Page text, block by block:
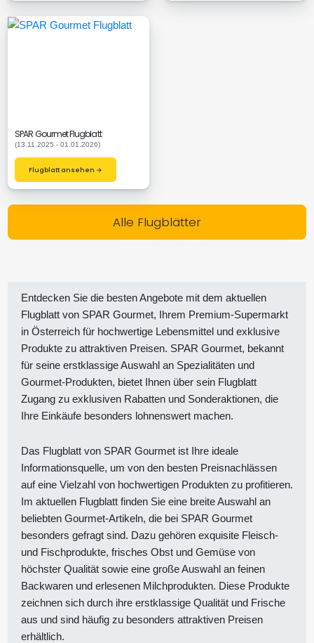
SPAR Gourmet Flugblatt
(13.11.2025 - 01.01.2026)
Flugblatt ansehen →
Alle Flugblätter
Entdecken Sie die besten Angebote mit dem aktuellen
Flugblatt von SPAR Gourmet, Ihrem Premium-Supermarkt
in Österreich für hochwertige Lebensmittel und exklusive
Produkte zu attraktiven Preisen. SPAR Gourmet, bekannt
für seine erstklassige Auswahl an Spezialitäten und
Gourmet-Produkten, bietet Ihnen über sein Flugblatt
Zugang zu exklusiven Rabatten und Sonderaktionen, die
Ihre Einkäufe besonders lohnenswert machen.
Das Flugblatt von SPAR Gourmet ist Ihre ideale
Informationsquelle, um von den besten Preisnachlässen
auf eine Vielzahl von hochwertigen Produkten zu profitieren.
Im aktuellen Flugblatt finden Sie eine breite Auswahl an
beliebten Gourmet-Artikeln, die bei SPAR Gourmet
besonders gefragt sind. Dazu gehören exquisite Fleisch-
und Fischprodukte, frisches Obst und Gemüse von
höchster Qualität sowie eine große Auswahl an feinen
Backwaren und erlesenen Milchprodukten. Diese Produkte
zeichnen sich durch ihre erstklassige Qualität und Frische
aus und sind häufig zu besonders attraktiven Preisen
erhältlich.